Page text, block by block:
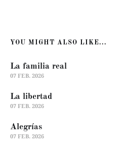
YOU MIGHT ALSO LIKE...
La familia real
07 FEB. 2026
La libertad
07 FEB. 2026
Alegrías
07 FEB. 2026